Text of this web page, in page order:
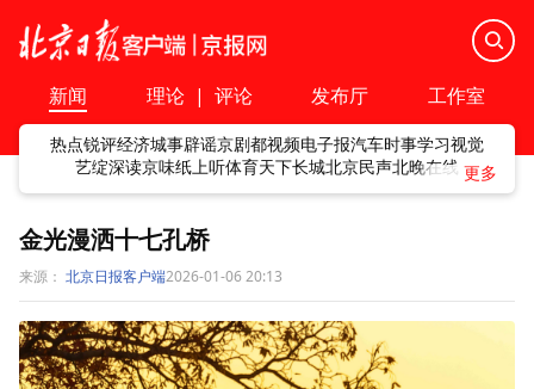
新闻 理论 | 评论 发布厅 工作室
热点锐评经济城事辟谣京剧都视频电子报汽车时事学习视觉
艺绽深读京味纸上听体育天下长城北京民声北晚在线
金光漫洒十七孔桥
来源： 北京日报客户端2026-01-06 20:13